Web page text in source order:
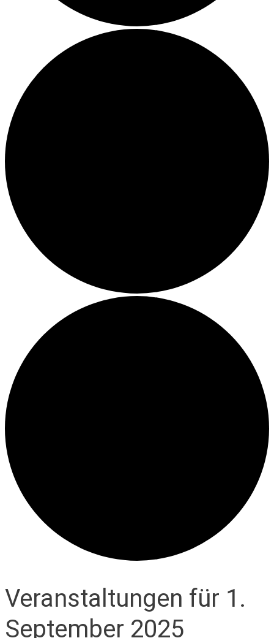
Veranstaltungen für 1.
September 2025